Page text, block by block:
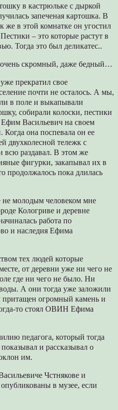
в кастрюльке с дыркой
запеченая картошка. В
же в этой комнатке он угостил
– это которые растут в
Тогда это был деликатес..
скромный, даже бедный…
прекратил свое
почти не осталось. А мы,
в поле и выкапывали
собирали колоски, пестики
Васильевич на своем
Когда она поспевала он ее
двухколесной тележк с
всю раздавал. В этом же
фигурки, закапывал их в
продолжалось пока длилась
не молодым человеком мне
Кологриве и деревне
работа по
и наследия Ефима
тех людей которые
от деревни уже ни чего не
где ни чего не было. Ни
А они тогда уже заложили
притащен огромный камень и
то стоял ОВИН Ефима
педагога, который тогда
и рассказывал о
им.
Чстнякове и
в музее, если